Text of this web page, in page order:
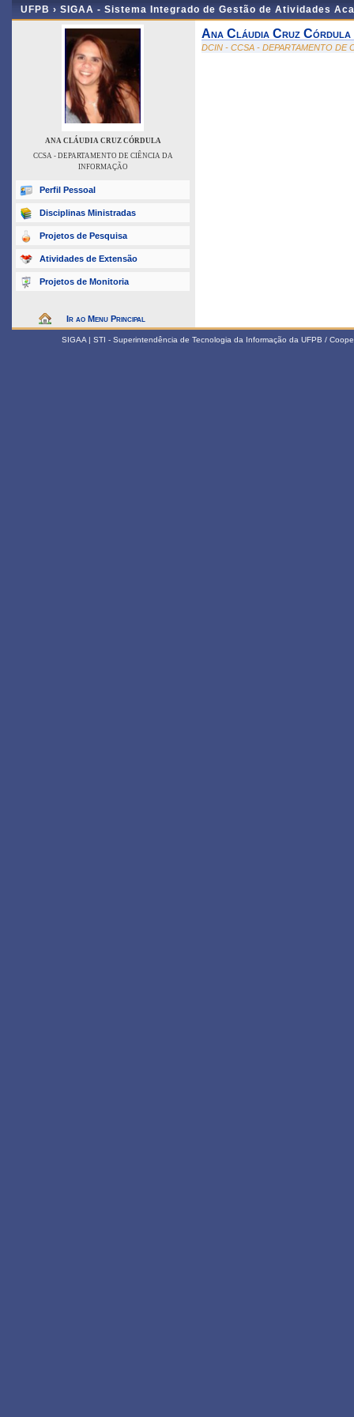
UFPB › SIGAA - Sistema Integrado de Gestão de Atividades
ANA CLÁUDIA CRUZ CÓRDULA
CCSA - DEPARTAMENTO DE CIÊNCIA DA
INFORMAÇÃO
Perfil Pessoal
Disciplinas Ministradas
Projetos de Pesquisa
Atividades de Extensão
Projetos de Monitoria
Ir ao Menu Principal
Ana Cláudia Cruz Córdula
DCIN - CCSA - DEPARTAMENTO DE
SIGAA | STI - Superintendência de Tecnologia da Informação da UFPB /